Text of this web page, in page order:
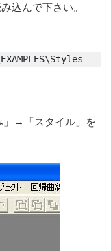
込んで下さい。
」→「スタイル」を